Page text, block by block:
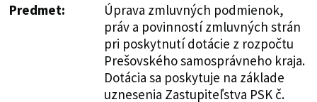
Predmet:
Úprava zmluvných podmienok,
práv a povinností zmluvných strán
pri poskytnutí dotácie z rozpočtu
Prešovského samosprávneho kraja.
Dotácia sa poskytuje na základe
uznesenia Zastupiteľstva PSK č.